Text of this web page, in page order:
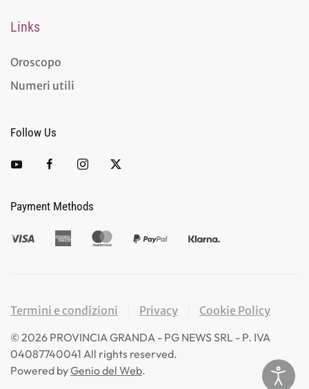
Links
Oroscopo
Numeri utili
Follow Us
Payment Methods
Termini e condizioni Privacy
Cookie Policy
© 2026 PROVINCIA GRANDA - PG NEWS SRL - P. IVA
04087740041 All rights reserved.
Powered byGenio del Web.